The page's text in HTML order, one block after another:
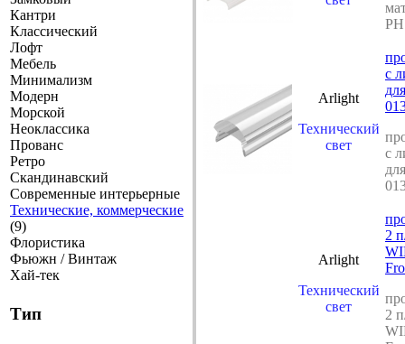
Кантри
Классический
Лофт
Мебель
Минимализм
Модерн
Морской
Неоклассика
Прованс
Ретро
Скандинавский
Современные интерьерные
Технические, коммерческие
(9)
Флористика
Фьюжн / Винтаж
Хай-тек
Тип
Arlight
Технический
свет
с
с
Arlight
Технический
свет
2
2